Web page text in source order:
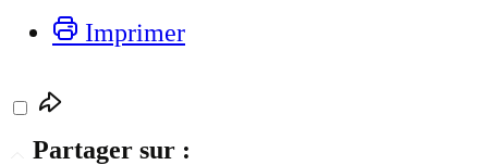
Imprimer
Partager sur :